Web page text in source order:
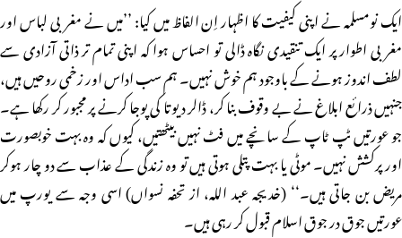
ایک نومسلمہ نے اپنی کیفیت کا اظہار اِن الفاظ میں کیا: ’’میں نے مغربی لباس اور
مغربی اطوار پر ایک تنقیدی نگاہ ڈالی تو احساس ہوا کہ اپنی تمام تر ذاتی آزادی سے
لطف اندوز ہونے کے باوجود ہم خوش نہیں۔ ہم سب اداس اور زخمی روحیں ہیں،
جنہیں ذرائع ابلاغ نے بے وقوف بنا کر، ڈالر دیوتا کی پوجا کرنے پر مجبور کر رکھا ہے۔
جو عورتیں ٹپ ٹاپ کے سانچے میں فٹ نہیں بیٹھتیں، کیوں کہ وہ بہت خوبصورت
اور پرکشش نہیں۔ موٹی یا بہت پتلی ہوتی ہیں تو وہ زندگی کے عذاب سے دو چار ہوکر
مریض بن جاتی ہیں۔‘‘ (خدیجہ عبد اللہ، از تحفہ نسواں) اسی وجہ سے یورپ میں
عورتیں جوق در جوق اسلام قبول کر رہی ہیں۔